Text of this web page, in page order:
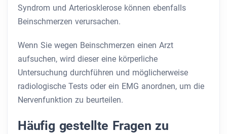
Syndrom und Arteriosklerose können ebenfalls
Beinschmerzen verursachen.
Wenn Sie wegen Beinschmerzen einen Arzt
aufsuchen, wird dieser eine körperliche
Untersuchung durchführen und möglicherweise
radiologische Tests oder ein EMG anordnen, um die
Nervenfunktion zu beurteilen.
Häufig gestellte Fragen zu